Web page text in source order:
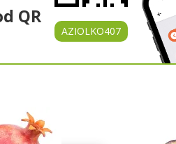
QR
AZIOLKO407